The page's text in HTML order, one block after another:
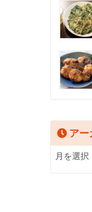
ア